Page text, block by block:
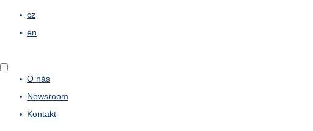
cz
en
O nás
Newsroom
Kontakt